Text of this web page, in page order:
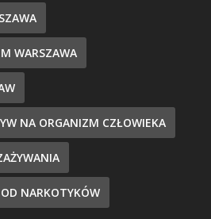
WARSZAWA
NA ORGANIZM CZŁOWIEKA
NARKOTYKÓW